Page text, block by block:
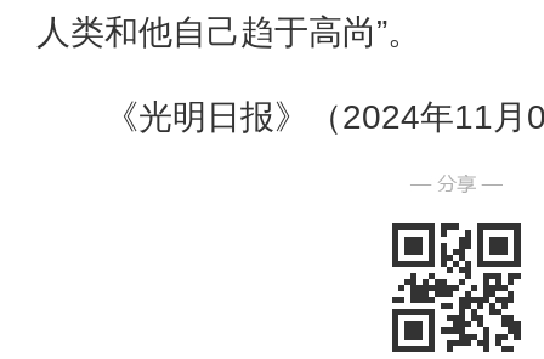
人类和他自己趋于高尚”。
《光明日报》（2024年11月